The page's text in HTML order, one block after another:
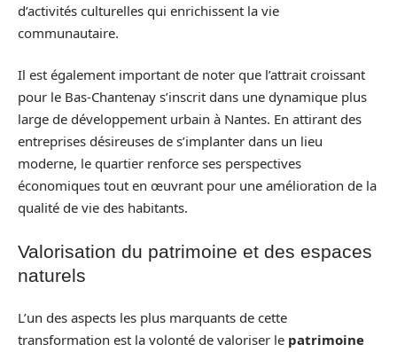
d’activités culturelles qui enrichissent la vie
communautaire.
Il est également important de noter que l’attrait croissant
pour le Bas-Chantenay s’inscrit dans une dynamique plus
large de développement urbain à Nantes. En attirant des
entreprises désireuses de s’implanter dans un lieu
moderne, le quartier renforce ses perspectives
économiques tout en œuvrant pour une amélioration de la
qualité de vie des habitants.
Valorisation du patrimoine et des espaces
naturels
L’un des aspects les plus marquants de cette
transformation est la volonté de valoriser le patrimoine